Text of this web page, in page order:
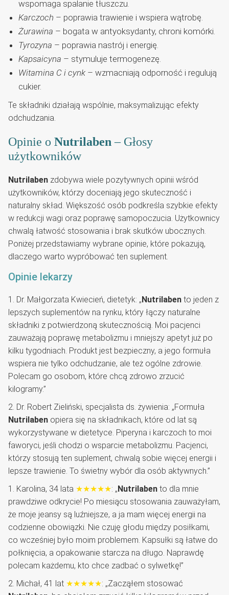
wspomaga spalanie tłuszczu.
Karczoch – poprawia trawienie i wspiera wątrobę.
Żurawina – bogata w antyoksydanty, chroni komórki.
Tyrozyna – poprawia nastrój i energię.
Kapsaicyna – stymuluje termogenezę.
Witamina C i cynk – wzmacniają odporność i regulują
cukier.
Te składniki działają wspólnie, maksymalizując efekty
odchudzania.
Opinie o Nutrilaben – Głosy
użytkowników
Nutrilaben zdobywa wiele pozytywnych opinii wśród
użytkowników, którzy doceniają jego skuteczność i
naturalny skład. Większość osób podkreśla szybkie efekty
w redukcji wagi oraz poprawę samopoczucia. Użytkownicy
chwalą łatwość stosowania i brak skutków ubocznych.
Poniżej przedstawiamy wybrane opinie, które pokazują,
dlaczego warto wypróbować ten suplement.
Opinie lekarzy
1. Dr. Małgorzata Kwiecień, dietetyk: „Nutrilaben to jeden z
lepszych suplementów na rynku, który łączy naturalne
składniki z potwierdzoną skutecznością. Moi pacjenci
zauważają poprawę metabolizmu i mniejszy apetyt już po
kilku tygodniach. Produkt jest bezpieczny, a jego formuła
wspiera nie tylko odchudzanie, ale też ogólne zdrowie.
Polecam go osobom, które chcą zdrowo zrzucić
kilogramy.”
2. Dr. Robert Zieliński, specjalista ds. żywienia: „Formuła
Nutrilaben opiera się na składnikach, które od lat są
wykorzystywane w dietetyce. Piperyna i karczoch to moi
faworyci, jeśli chodzi o wsparcie metabolizmu. Pacjenci,
którzy stosują ten suplement, chwalą sobie więcej energii i
lepsze trawienie. To świetny wybór dla osób aktywnych.”
1. Karolina, 34 lata ★★★★★: „Nutrilaben to dla mnie
prawdziwe odkrycie! Po miesiącu stosowania zauważyłam,
że moje jeansy są luźniejsze, a ja mam więcej energii na
codzienne obowiązki. Nie czuję głodu między posiłkami,
co wcześniej było moim problemem. Kapsułki są łatwe do
połknięcia, a opakowanie starcza na długo. Naprawdę
polecam każdemu, kto chce zadbać o sylwetkę!”
2. Michał, 41 lat ★★★★★: „Zacząłem stosować